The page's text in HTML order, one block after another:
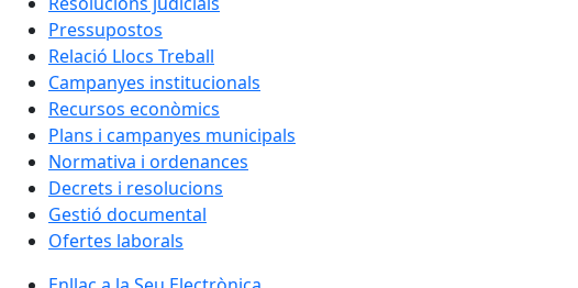
Pressupostos
Relació Llocs Treball
Campanyes institucionals
Recursos econòmics
Plans i campanyes municipals
Normativa i ordenances
Decrets i resolucions
Gestió documental
Ofertes laborals